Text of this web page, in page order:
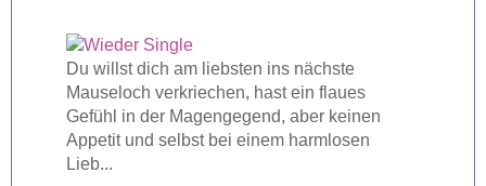
Du willst dich am liebsten ins nächste
Mauseloch verkriechen, hast ein flaues
Gefühl in der Magengegend, aber keinen
Appetit und selbst bei einem harmlosen
Lieb...